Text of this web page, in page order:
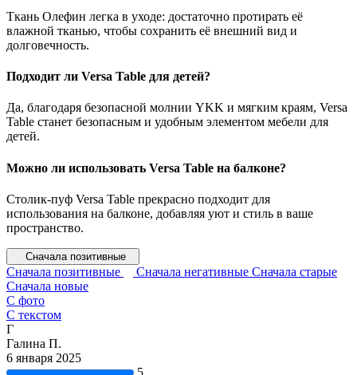
Ткань Олефин легка в уходе: достаточно протирать её
влажной тканью, чтобы сохранить её внешний вид и
долговечность.
Подходит ли Versa Table для детей?
Да, благодаря безопасной молнии YKK и мягким краям, Versa
Table станет безопасным и удобным элементом мебели для
детей.
Можно ли использовать Versa Table на балконе?
Столик-пуф Versa Table прекрасно подходит для
использования на балконе, добавляя уют и стиль в ваше
пространство.
Сначала позитивные
Сначала позитивные Сначала негативные Сначала старые
Сначала новые
С фото
С текстом
Г
Галина П.
6 января 2025
5